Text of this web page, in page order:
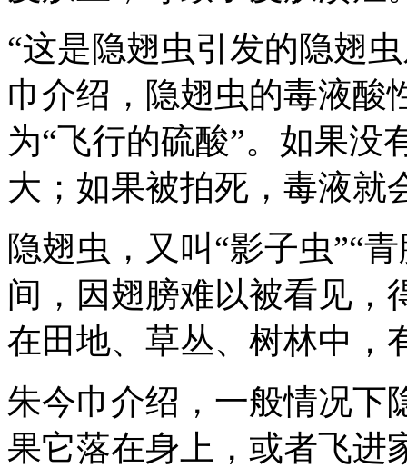
“这是隐翅虫引发的隐翅
巾介绍，隐翅虫的毒液酸
为“飞行的硫酸”。如果没
大；如果被拍死，毒液就
隐翅虫，又叫“影子虫”“
间，因翅膀难以被看见，
在田地、草丛、树林中，
朱今巾介绍，一般情况下
果它落在身上，或者飞进